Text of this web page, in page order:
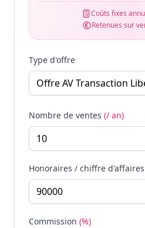
Coûts fixes
Retenues sur
Type d'offre
Nombre de ventes (/ an)
Honoraires / chiffre d'affaires
Commission (%)